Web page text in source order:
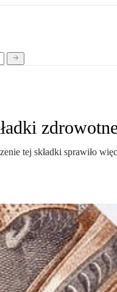
tej składki sprawiło